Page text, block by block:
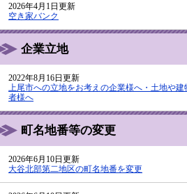
2026年4月1日更新
空き家バンク
企業立地
2022年8月16日更新
上尾市への立地をお考えの企業様へ・土地や
者様へ
町名地番等の変更
2026年6月10日更新
大谷北部第二地区の町名地番を変更